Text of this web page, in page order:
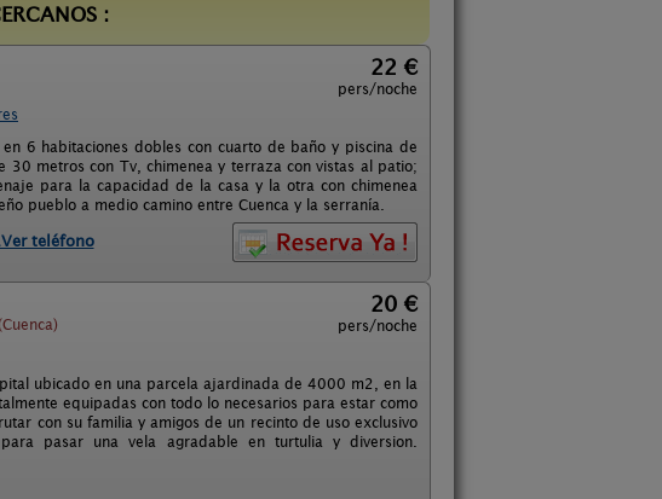
:
22 €
pers/noche
6 habitaciones dobles con cuarto de baño y piscina de
metros con Tv, chimenea y terraza con vistas al patio;
para la capacidad de la casa y la otra con chimenea
pueblo a medio camino entre Cuenca y la serranía.
teléfono
20 €
pers/noche
ubicado en una parcela ajardinada de 4000 m2, en la
equipadas con todo lo necesarios para estar como
con su familia y amigos de un recinto de uso exclusivo
pasar una vela agradable en turtulia y diversion.